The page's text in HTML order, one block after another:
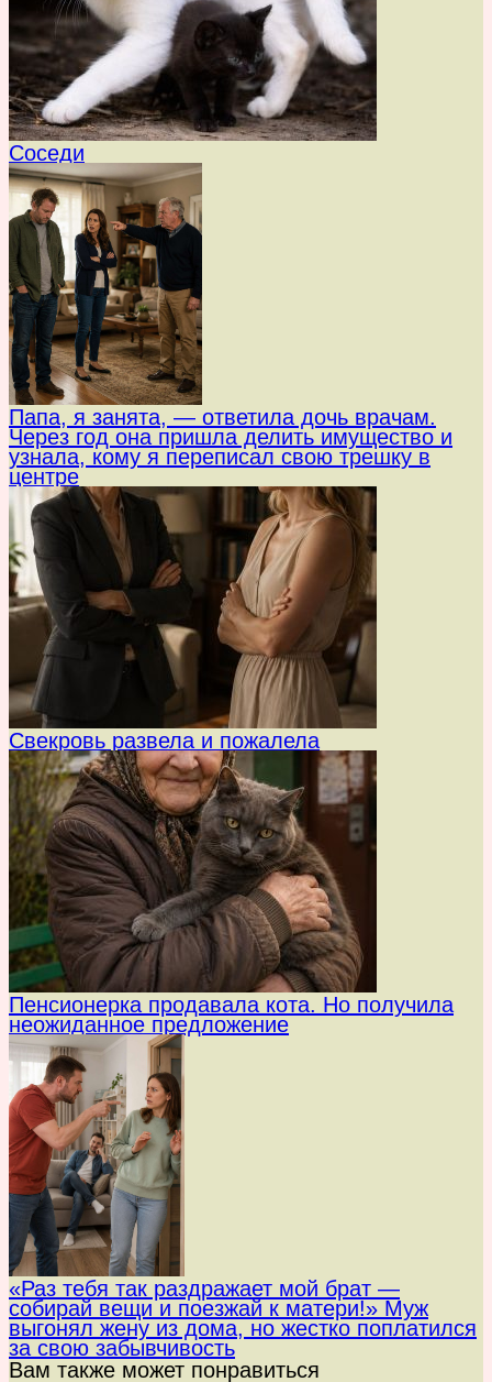
Соседи
Папа, я занята, — ответила дочь врачам.
Через год она пришла делить имущество и
узнала, кому я переписал свою трешку в
центре
Свекровь развела и пожалела
Пенсионерка продавала кота. Но получила
неожиданное предложение
«Раз тебя так раздражает мой брат —
собирай вещи и поезжай к матери!» Муж
выгонял жену из дома, но жестко поплатился
за свою забывчивость
Вам также может понравиться